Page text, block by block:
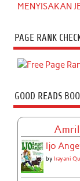
MENYISAKAN
PAGE RANK
GOOD READS
Ijo
byIrayani